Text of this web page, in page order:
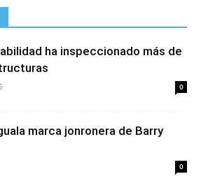
ha inspeccionado más de
0
marca jonronera de Barry
0